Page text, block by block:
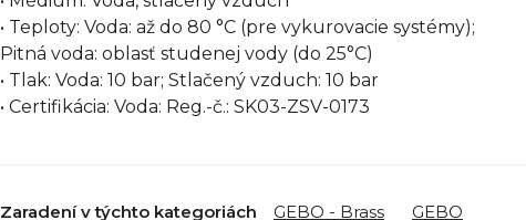
• Teploty: Voda: až do 80 °C (pre vykurovacie systémy);
Pitná voda: oblasť studenej vody (do 25°C)
• Tlak: Voda: 10 bar; Stlačený vzduch: 10 bar
• Certifikácia: Voda: Reg.-č.: SK03-ZSV-0173
Zaradení v týchto kategoriách GEBO - Brass GEBO